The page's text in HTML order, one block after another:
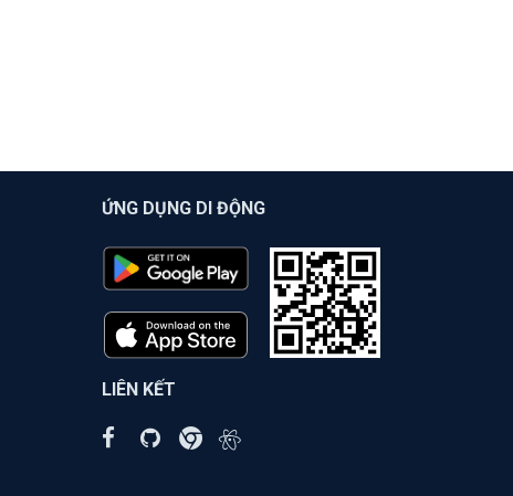
ỨNG DỤNG DI ĐỘNG
LIÊN KẾT